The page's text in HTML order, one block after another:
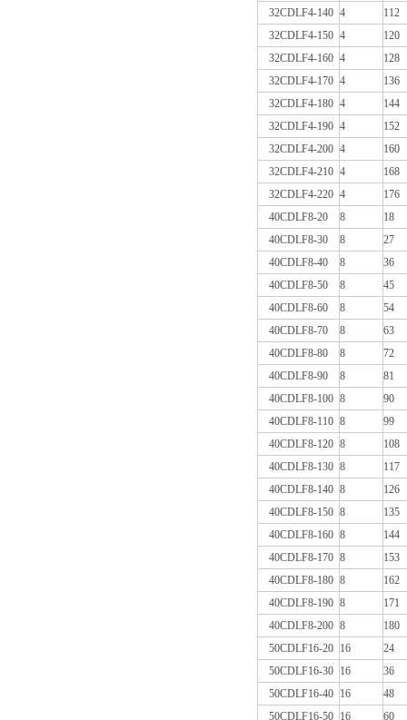
32CDLF4-140 4
112
32CDLF4-150 4
120
32CDLF4-160 4
128
32CDLF4-170 4
136
32CDLF4-180 4
144
32CDLF4-190 4
152
32CDLF4-200 4
160
32CDLF4-210 4
168
32CDLF4-220 4
176
40CDLF8-20
8
18
40CDLF8-30
8
27
40CDLF8-40
8
36
40CDLF8-50
8
45
40CDLF8-60
8
54
40CDLF8-70
8
63
40CDLF8-80
8
72
40CDLF8-90
8
81
40CDLF8-100 8
90
40CDLF8-110 8
99
40CDLF8-120 8
108
40CDLF8-130 8
117
40CDLF8-140 8
126
40CDLF8-150 8
135
40CDLF8-160 8
144
40CDLF8-170 8
153
40CDLF8-180 8
162
40CDLF8-190 8
171
40CDLF8-200 8
180
50CDLF16-20 16
24
50CDLF16-30 16
36
50CDLF16-40 16
48
50CDLF16-50 16 60